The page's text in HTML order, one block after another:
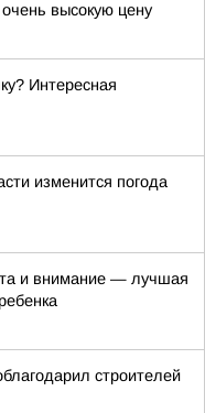
высокую цену
Интересная
изменится погода
и внимание — лучшая
строителей